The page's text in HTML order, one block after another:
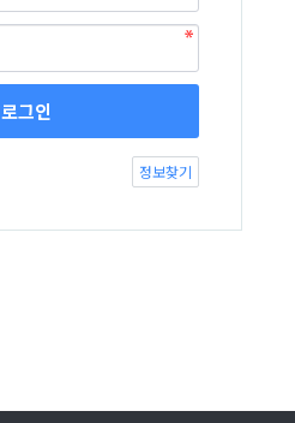
로그인
정보찾기